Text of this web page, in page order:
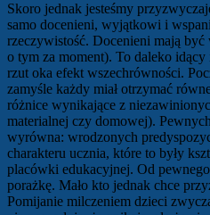
Skoro jednak jesteśmy
samo docenieni, wyjątkowi i
rzeczywistość. Docenieni mają
o tym za moment). To daleko
rzut oka efekt wszechrówności.
zamyśle każdy miał otrzymać
różnice wynikające z
materialnej czy domowej).
wyrówna: wrodzonych
charakteru ucznia, które to były
placówki edukacyjnej. Od
porażkę. Mało kto jednak chce
Pomijanie milczeniem dzieci